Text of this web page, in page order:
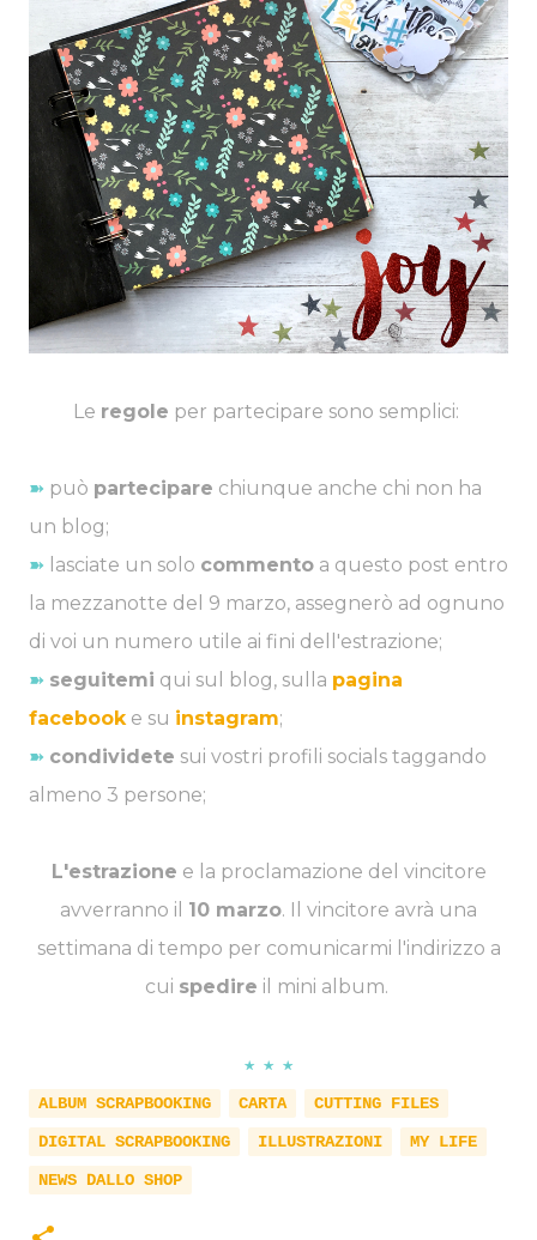
Le regole per partecipare sono semplici:
➽ può partecipare chiunque anche chi non ha
un blog;
➽ lasciate un solo commento a questo post entro
la mezzanotte del 9 marzo, assegnerò ad ognuno
di voi un numero utile ai fini dell'estrazione;
➽ seguitemi qui sul blog, sulla pagina
facebook e su instagram;
➽ condividete sui vostri profili socials taggando
almeno 3 persone;
L'estrazione e la proclamazione del vincitore
avverranno il 10 marzo. Il vincitore avrà una
settimana di tempo per comunicarmi l'indirizzo a
cui spedire il mini album.
★ ★ ★
ALBUM SCRAPBOOKING
CARTA
CUTTING FILES
DIGITAL SCRAPBOOKING
ILLUSTRAZIONI
MY LIFE
NEWS DALLO SHOP